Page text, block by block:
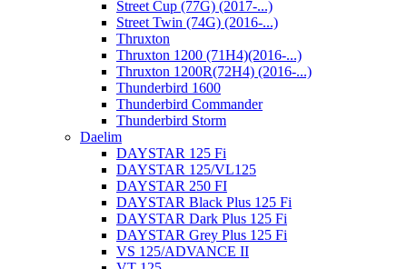
Street Cup (77G) (2017-...)
Street Twin (74G) (2016-...)
Thruxton
Thruxton 1200 (71H4)(2016-...)
Thruxton 1200R(72H4) (2016-...)
Thunderbird 1600
Thunderbird Commander
Thunderbird Storm
Daelim
DAYSTAR 125 Fi
DAYSTAR 125/VL125
DAYSTAR 250 FI
DAYSTAR Black Plus 125 Fi
DAYSTAR Dark Plus 125 Fi
DAYSTAR Grey Plus 125 Fi
VS 125/ADVANCE II